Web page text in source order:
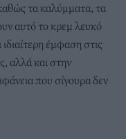
τα καλύμματα, τα
αυτό το κρεμ λευκό
έμφαση στις
αλλά και στην
που σίγουρα δεν